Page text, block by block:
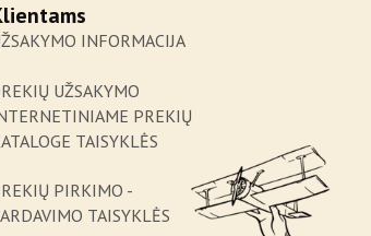
INFORMACIJA
UŽSAKYMO
PREKIŲ
TAISYKLĖS
PIRKIMO -
TAISYKLĖS